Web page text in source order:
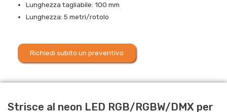
Lunghezza tagliabile: 100 mm
Lunghezza: 5 metri/rotolo
Richiedi subito un preventivo
Strisce al neon LED RGB/RGBW/DMX per